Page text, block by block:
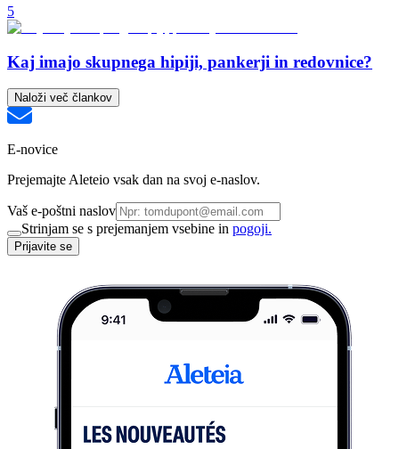
5
Kaj imajo skupnega hipiji, pankerji in redovnice?
Naloži več člankov
E-novice
Prejemajte Aleteio vsak dan na svoj e-naslov.
Vaš e-poštni naslov
Strinjam se s prejemanjem vsebine in pogoji.
Prijavite se